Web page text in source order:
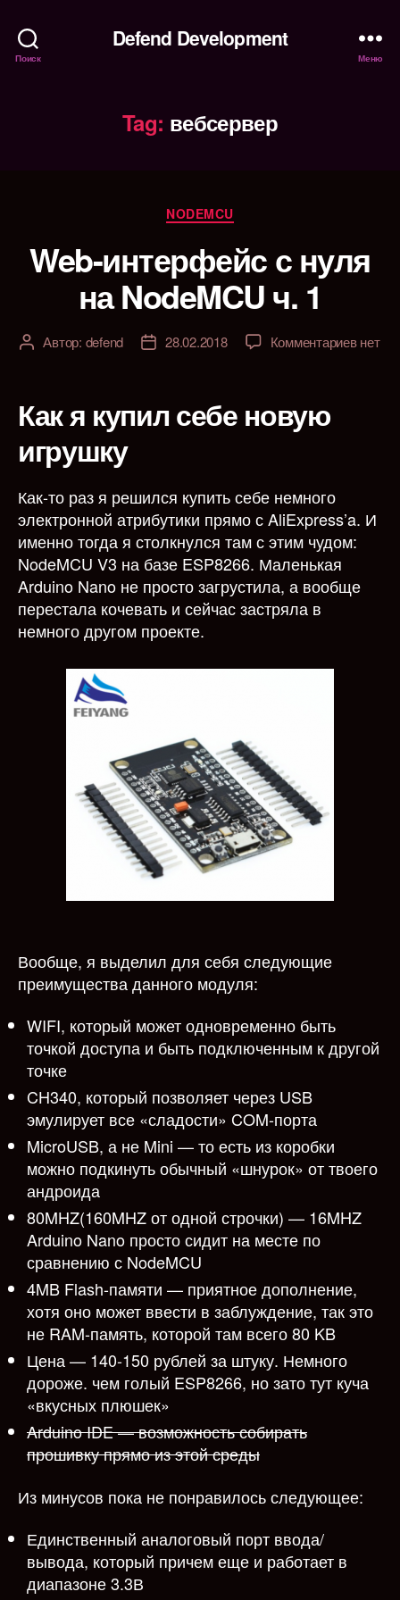
Поиск
Defend Development
Меню
Tag: вебсервер
Рубрики
NODEMCU
Web-интерфейс с нуля
на NodeMCU ч. 1
АвторАвтор: defend
Дата28.02.2018 Комментариевк
нет
Как я купил себе новую
игрушку
Как-то раз я решился купить себе немного
электронной атрибутики прямо с AliExpress’a. И
именно тогда я столкнулся там с этим чудом:
NodeMCU V3 на базе ESP8266. Маленькая
Arduino Nano не просто загрустила, а вообще
перестала кочевать и сейчас застряла в
немного другом проекте.
Вообще, я выделил для себя следующие
преимущества данного модуля:
WIFI, который может одновременно быть
точкой доступа и быть подключенным к другой
точке
CH340, который позволяет через USB
эмулирует все «сладости» COM-порта
MicroUSB, а не Mini — то есть из коробки
можно подкинуть обычный «шнурок» от твоего
андроида
80MHZ(160MHZ от одной строчки) — 16MHZ
Arduino Nano просто сидит на месте по
сравнению с NodeMCU
4MB Flash-памяти — приятное дополнение,
хотя оно может ввести в заблуждение, так это
не RAM-память, которой там всего 80 KB
Цена — 140-150 рублей за штуку. Немного
дороже. чем голый ESP8266, но зато тут куча
«вкусных плюшек»
Arduino IDE — возможность собирать
прошивку прямо из этой среды
Из минусов пока не понравилось следующее:
Единственный аналоговый порт ввода/
вывода, который причем еще и работает в
диапазоне 3.3В